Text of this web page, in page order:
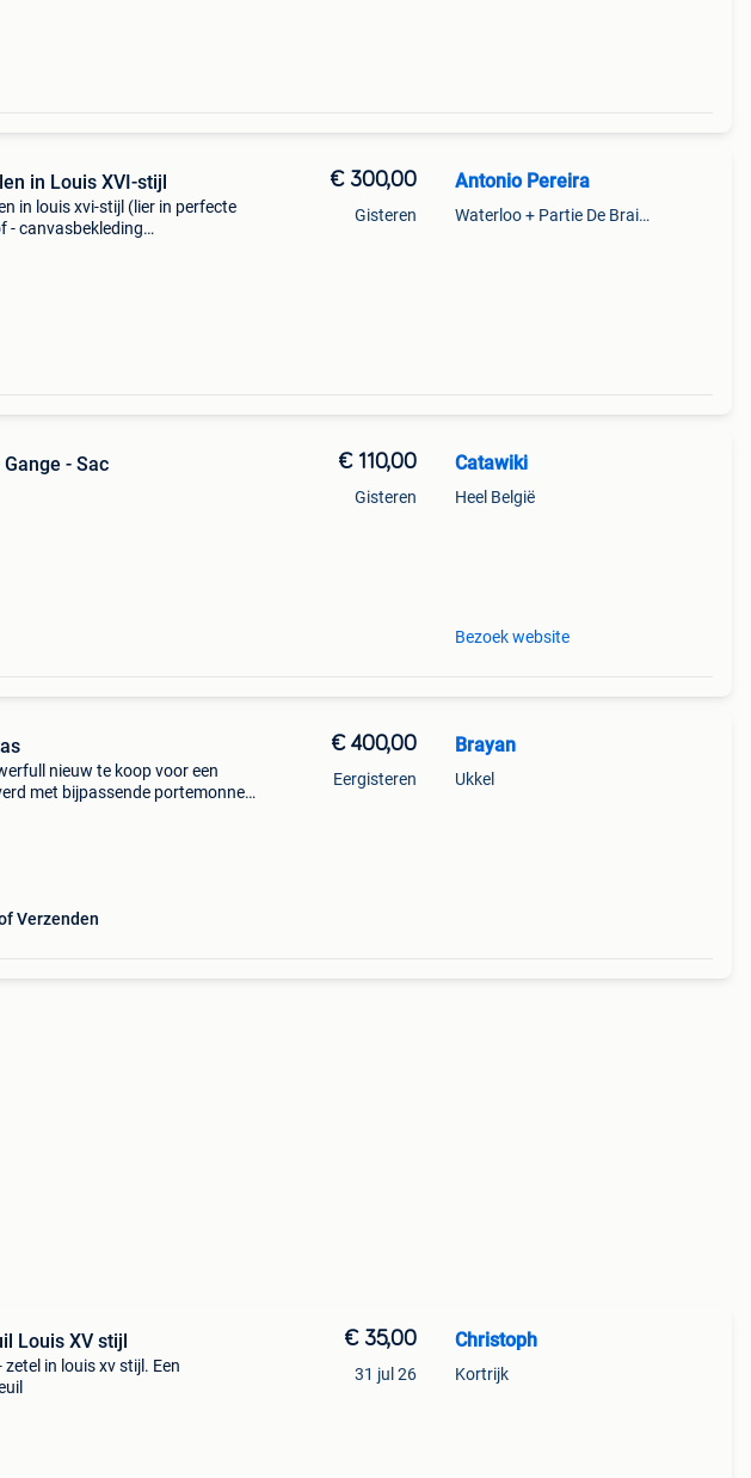
in Louis XVI-stijl
in louis xvi-stijl (lier in perfecte
- canvasbekleding
€ 300,00
Gisteren
Antonio Pereira
Waterloo + Partie De Braine-L'Alleud, De Ohain
- Sac € 110,00
Gisteren
Catawiki
Heel België
Bezoek website
nieuw te koop voor een
met bijpassende portemonnee
Verzenden
€ 400,00
Eergisteren
Brayan
Ukkel
Louis XV stijl
in louis xv stijl. Een
€ 35,00
31 jul 26
Christoph
Kortrijk